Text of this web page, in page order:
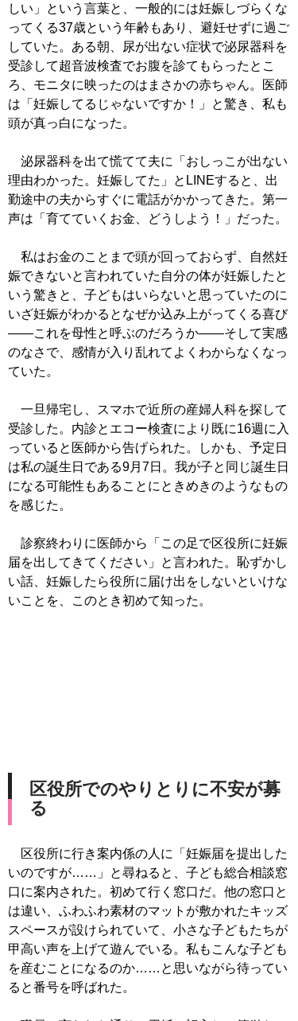
しい」という言葉と、一般的には妊娠しづらくな
ってくる37歳という年齢もあり、避妊せずに過ご
していた。ある朝、尿が出ない症状で泌尿器科を
受診して超音波検査でお腹を診てもらったとこ
ろ、モニタに映ったのはまさかの赤ちゃん。医師
は「妊娠してるじゃないですか！」と驚き、私も
頭が真っ白になった。
泌尿器科を出て慌てて夫に「おしっこが出ない
理由わかった。妊娠してた」とLINEすると、出
勤途中の夫からすぐに電話がかかってきた。第一
声は「育てていくお金、どうしよう！」だった。
私はお金のことまで頭が回っておらず、自然妊
娠できないと言われていた自分の体が妊娠したと
いう驚きと、子どもはいらないと思っていたのに
いざ妊娠がわかるとなぜか込み上がってくる喜び
――これを母性と呼ぶのだろうか――そして実感
のなさで、感情が入り乱れてよくわからなくなっ
ていた。
一旦帰宅し、スマホで近所の産婦人科を探して
受診した。内診とエコー検査により既に16週に入
っていると医師から告げられた。しかも、予定日
は私の誕生日である9月7日。我が子と同じ誕生日
になる可能性もあることにときめきのようなもの
を感じた。
診察終わりに医師から「この足で区役所に妊娠
届を出してきてください」と言われた。恥ずかし
い話、妊娠したら役所に届け出をしないといけな
いことを、このとき初めて知った。
区役所でのやりとりに不安が募
る
区役所に行き案内係の人に「妊娠届を提出した
いのですが……」と尋ねると、子ども総合相談窓
口に案内された。初めて行く窓口だ。他の窓口と
は違い、ふわふわ素材のマットが敷かれたキッズ
スペースが設けられていて、小さな子どもたちが
甲高い声を上げて遊んでいる。私もこんな子ども
を産むことになるのか……と思いながら待ってい
ると番号を呼ばれた。